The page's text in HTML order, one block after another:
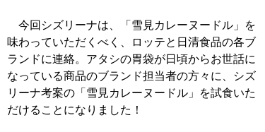
今回シズリーナは、「雪見カレーヌードル」を
味わっていただくべく、ロッテと日清食品の各ブ
ランドに連絡。アタシの胃袋が日頃からお世話に
なっている商品のブランド担当者の方々に、シズ
リーナ考案の「雪見カレーヌードル」を試食いた
だけることになりました！